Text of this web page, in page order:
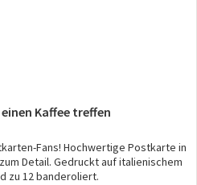
Kaffee treffen
Fans! Hochwertige Postkarte in
Detail. Gedruckt auf italienischem
zu 12 banderoliert.